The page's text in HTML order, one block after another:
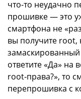
что-то неудачно
прошивке — это
смартфона не
вы получите root,
ответите «Да» на
root-права?», то
перепрошивка с